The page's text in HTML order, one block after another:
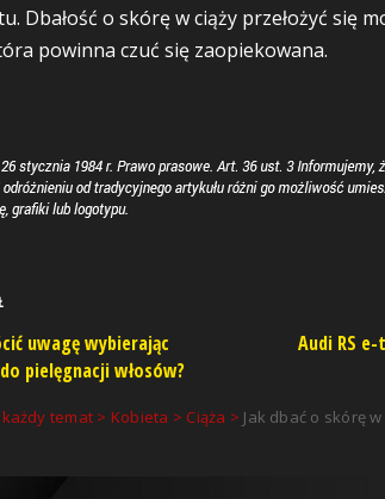
Dbałość o skórę w ciąży przełożyć się
powinna czuć się zaopiekowana.
uwagę wybierając
pielęgnacji włosów?
Audi RS
temat > Kobieta > Ciąża > Jak dbać o skórę w